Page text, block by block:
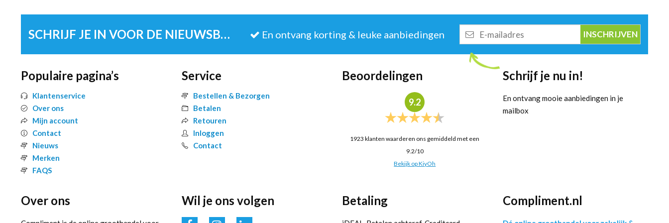
SCHRIJF JE IN VOOR DE NIEUWSBRIEF En ontvang korting & leuke aanbiedingen
mailadres
Populaire pagina’s
Klantenservice
Over ons
Mijn account
Contact
Nieuws
Merken
FAQS
Service
Bestellen & Bezorgen
Betalen
Retouren
Inloggen
Contact
Beoordelingen
9.2
1923 klanten waarderen ons gemiddeld met een
9.2/10
Bekijk op KiyOh
Schrijf je nu in!
En ontvang mooie aanbiedingen in je
mailbox
Over ons Wil je ons volgen Betaling Compliment.nl